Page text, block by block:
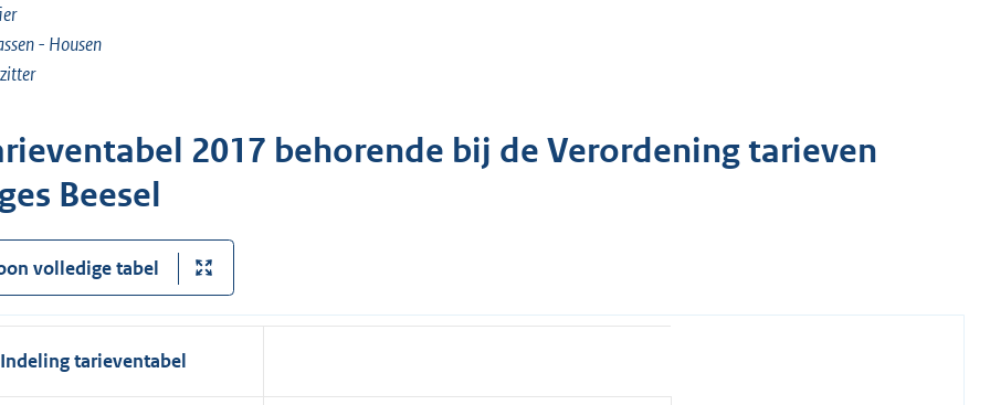
- Housen
2017 behorende bij de Verordening tarieven
Beesel
volledige tabel
Indeling tarieventabel